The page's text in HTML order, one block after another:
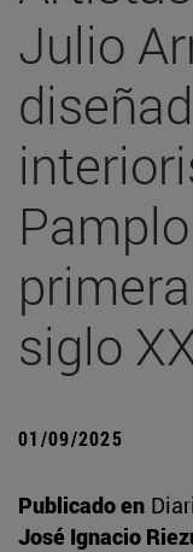
Julio
siglo
01/09/2025
Publicado en
José Ignacio